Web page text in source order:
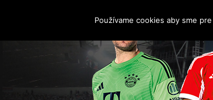
Používame cookies aby sme